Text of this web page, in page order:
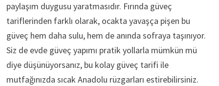
paylaşım duygusu yaratmasıdır. Fırında güveç
tariflerinden farklı olarak, ocakta yavaşça pişen bu
güveç hem daha sulu, hem de anında sofraya taşınıyor.
Siz de evde güveç yapımı pratik yollarla mümkün mü
diye düşünüyorsanız, bu kolay güveç tarifi ile
mutfağınızda sıcak Anadolu rüzgarları estirebilirsiniz.